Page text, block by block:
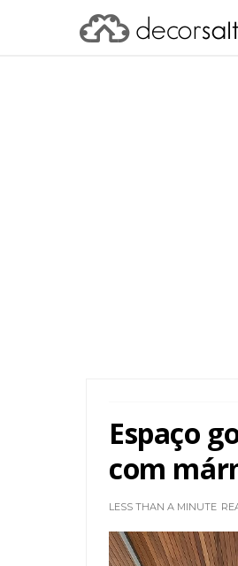
Espaço
com
LESS THAN A MINUTE